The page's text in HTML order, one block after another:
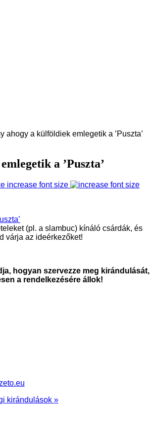
ahogy a külföldiek emlegetik a ’Puszta’
a ’Puszta’
increase font size
(pl. a slambuc) kínáló csárdák, és
várja az ideérkezőket!
hogyan szervezze meg kirándulását,
a rendelkezésére állok!
kirándulások »